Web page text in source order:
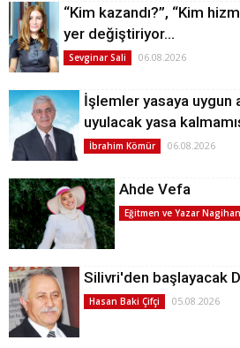
“Kim kazandı?”, “Kim
yer değiştiriyor…
Sevginar Sali 06.08.2026
İşlemler yasaya
uyulacak yasa
İbrahim Kömür 06.08.2026
Ahde Vefa
Eğitmen ve Yazar Nagihan
Silivri'den başlayacak
Hasan Baki Çifçi 05.08.2026